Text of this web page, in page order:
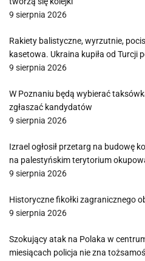
9 sierpnia 2026
Rakiety balistyczne, wyrzutnie,
kasetowa. Ukraina kupiła od Turcji
9 sierpnia 2026
W Poznaniu będą wybierać
zgłaszać kandydatów
9 sierpnia 2026
Izrael ogłosił przetarg na budowę
na palestyńskim terytorium
9 sierpnia 2026
Historyczne fikołki zagranicznego
9 sierpnia 2026
Szokujący atak na Polaka w
miesiącach policja nie zna